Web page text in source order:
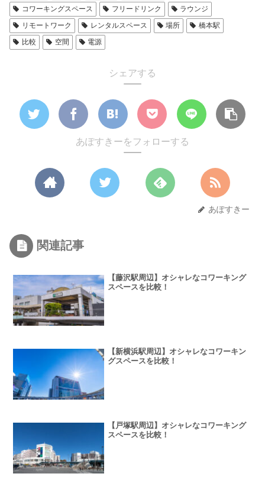
コワーキングスペース
フリードリンク
ラウンジ
リモートワーク
レンタルスペース 場所
橋本駅
比較
空間 電源
シェアする
あぽすきーをフォローする
あぽすきー
関連記事
【藤沢駅周辺】オシャレなコワーキング
スペースを比較！
【新横浜駅周辺】オシャレなコワーキン
グスペースを比較！
【戸塚駅周辺】オシャレなコワーキング
スペースを比較！